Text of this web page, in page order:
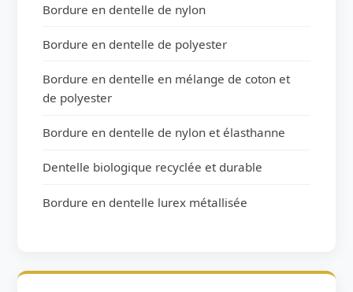
Bordure en dentelle de nylon
Bordure en dentelle de polyester
Bordure en dentelle en mélange de coton et
de polyester
Bordure en dentelle de nylon et élasthanne
Dentelle biologique recyclée et durable
Bordure en dentelle lurex métallisée